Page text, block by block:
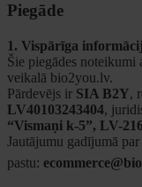
Piegāde
1. Vispārīga
Šie piegādes noteikumi
veikalā bio2you.lv.
Pārdevējs ir SIA B2Y,
LV40103243404,
“Vismaņi k-5”, LV-
Jautājumu gadījumā
pastu: